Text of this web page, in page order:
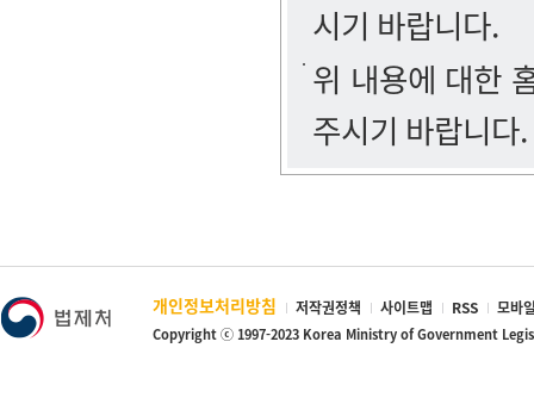
시기 바랍니다.
위 내용에 대한
주시기 바랍니다.
개인정보처리방침 저작권정책 사이트맵 RSS 모바
Copyright ⓒ 1997-2023 Korea Ministry of Government